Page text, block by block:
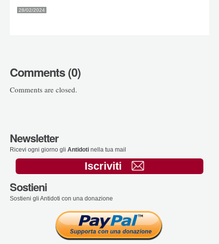
28/02/2024
Comments (0)
Comments are closed.
Newsletter
Ricevi ogni giorno gli Antidoti nella tua mail
Iscriviti
Sostieni
Sostieni gli Antidoti con una donazione